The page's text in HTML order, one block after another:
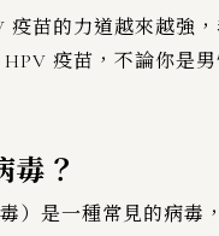
疫苗的力道越來越強
疫苗，不論你是
毒？
）是一種常見的病毒